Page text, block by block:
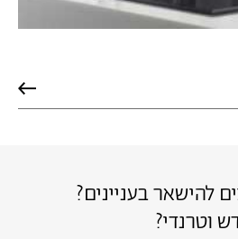
להישאר בעניינים?
וטרנדי?